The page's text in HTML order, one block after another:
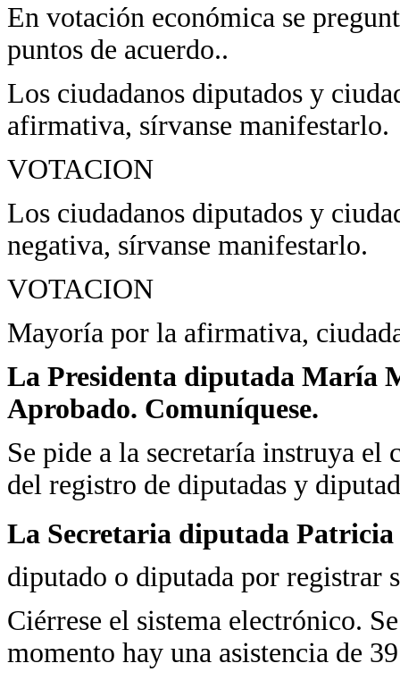
En votación económica se
puntos de acuerdo..
Los ciudadanos diputados y
afirmativa, sírvanse manifestarlo.
VOTACION
Los ciudadanos diputados y
negativa, sírvanse manifestarlo.
VOTACION
Mayoría por la afirmativa,
La Presidenta diputada María
Aprobado. Comuníquese.
Se pide a la secretaría instruya el
del registro de diputadas y
La Secretaria diputada
diputado o diputada por registrar
Ciérrese el sistema electrónico.
momento hay una asistencia de